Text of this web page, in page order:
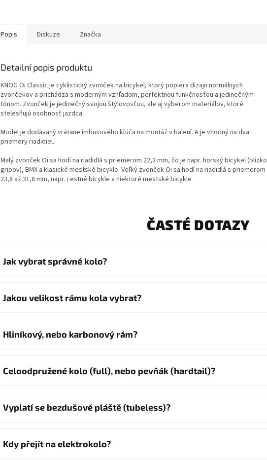
Popis Diskuze Značka
Detailní popis produktu
KNOG Oi Classic je cyklistický zvonček na bicykel, ktorý popiera dizajn normálnych
zvončekov a prichádza s moderným vzhľadom, perfektnou funkčnosťou a jedinečným
tónom. Zvonček je jedinečný svojou štýlovosťou, ale aj výberom materiálov, ktoré
stelesňujú osobnosť jazdca.
Model je dodávaný vrátane imbusového kľúča na montáž v balení. A je vhodný na dva
priemery riadidiel.
Malý zvonček Oi sa hodí na riadidlá s priemerom 22,2 mm, čo je napr. horský bicykel (blízko
gripov), BMX a klasické mestské bicykle. Veľký zvonček Oi sa hodí na riadidlá s priemerom
23,8 až 31,8 mm, napr. cestné bicykle a niektoré mestské bicykle
ČASTÉ DOTAZY
Jak vybrat správné kolo?
Jakou velikost rámu kola vybrat?
Hliníkový, nebo karbonový rám?
Celoodpružené kolo (full), nebo pevňák (hardtail)?
Vyplatí se bezdušové pláště (tubeless)?
Kdy přejít na elektrokolo?